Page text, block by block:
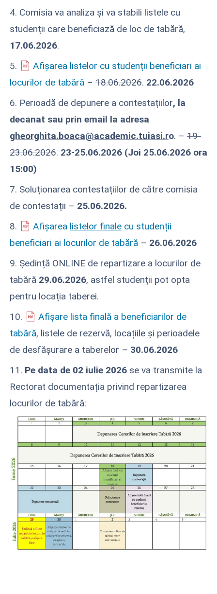
4. Comisia va analiza și va stabili listele cu
studenții care beneficiază de loc de tabără,
17.06.2026.
5.
Afișarea listelor cu studenții beneficiari ai
locurilor de tabără – 18.06.2026. 22.06.2026
6. Perioadă de depunere a contestațiilor, la
decanat sau prin email la adresa
gheorghita.boaca@academic.tuiasi.ro. – 19-
23.06.2026. 23-25.06.2026 (Joi 25.06.2026 ora
15:00)
7. Soluționarea contestațiilor de către comisia
de contestații – 25.06.2026.
8.
Afișarea listelor finale cu studenții
beneficiari ai locurilor de tabără – 26.06.2026
9. Ședință ONLINE de repartizare a locurilor de
tabără 29.06.2026, astfel studenții pot opta
pentru locația taberei.
10.
Afișare lista finală a beneficiarilor de
tabără, listele de rezervă, locațiile și perioadele
de desfășurare a taberelor – 30.06.2026
11. Pe data de 02 iulie 2026 se va transmite la
Rectorat documentația privind repartizarea
locurilor de tabără: